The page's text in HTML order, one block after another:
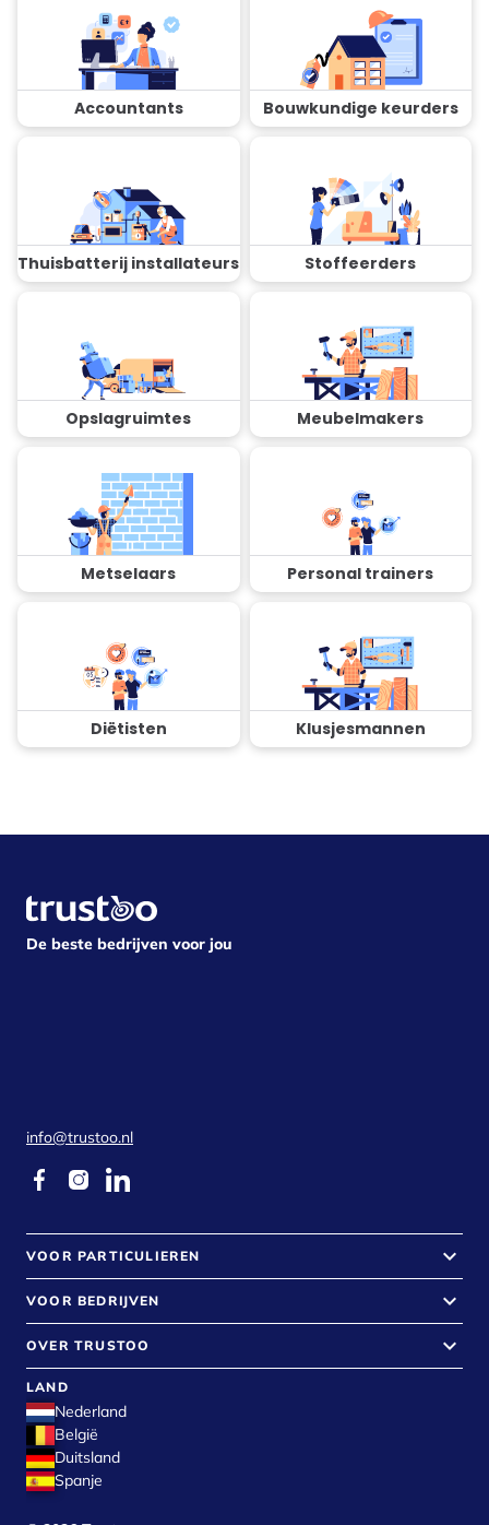
Accountants Bouwkundige keurders
Thuisbatterij installateurs Stoffeerders
Opslagruimtes Meubelmakers
Metselaars Personal trainers
Diëtisten Klusjesmannen
De beste bedrijven voor jou
info@trustoo.nl
VOOR PARTICULIEREN keyboard_arrow_down
VOOR BEDRIJVEN keyboard_arrow_down
OVER TRUSTOO keyboard_arrow_down
LAND
Nederland
België
Duitsland
Spanje